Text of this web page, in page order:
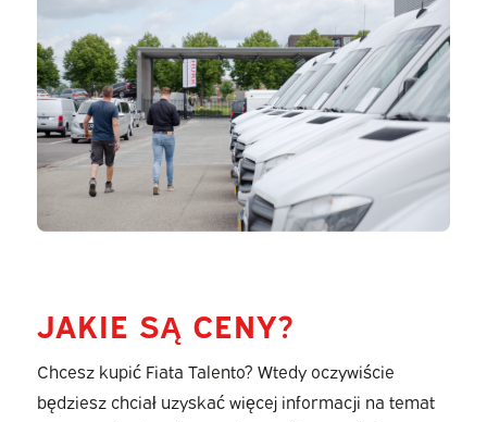
JAKIE SĄ CENY?
Chcesz kupić Fiata Talento? Wtedy oczywiście
będziesz chciał uzyskać więcej informacji na temat